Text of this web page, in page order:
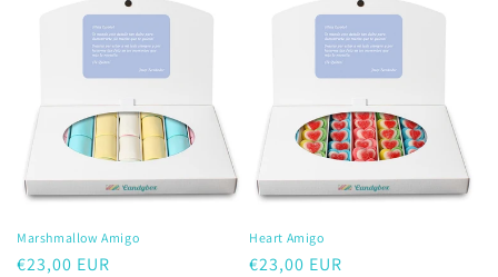
Marshmallow Amigo
Precio
€23,00 EUR
Heart Amigo
Precio
€23,00 EUR